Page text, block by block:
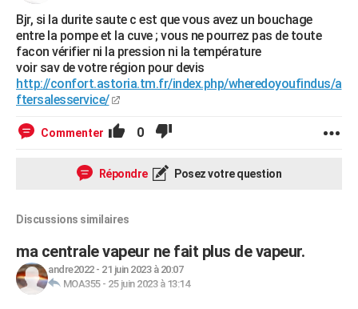
FORUM
Bricolage
Lifestyle
Culture
Sport
Auto
Television
Voyage
Cinema
Bjr, si la durite saute c est que vous avez un bouchage
entre la pompe et la cuve ; vous ne pourrez pas de toute
facon vérifier ni la pression ni la température
voir sav de votre région pour devis
http://confort.astoria.tm.fr/index.php/wheredoyoufindus/a
ftersalesservice/
Commenter 0
Répondre Posez votre question
Discussions similaires
ma centrale vapeur ne fait plus de vapeur.
andre2022- 21 juin 2023 à 20:07
MOA355- 25 juin 2023 à 13:14